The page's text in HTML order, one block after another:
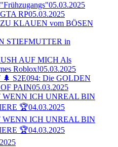
05.03.2025
RP05.03.2025
KLAUEN vom BÖSEN
STIEFMUTTER in
AUF MICH Als
Roblox!05.03.2025
S2E094: Die GOLDEN
PAIN05.03.2025
WENN ICH UNREAL BIN
🏆04.03.2025
WENN ICH UNREAL BIN
🏆04.03.2025